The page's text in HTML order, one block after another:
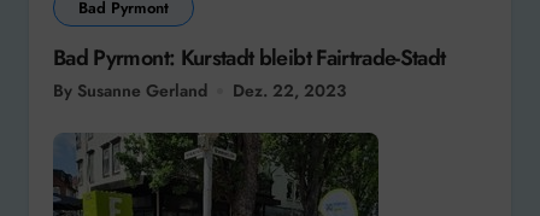
Bad Pyrmont
Bad Pyrmont: Kurstadt bleibt Fairtrade-Stadt
By Susanne Gerland Dez. 22, 2023